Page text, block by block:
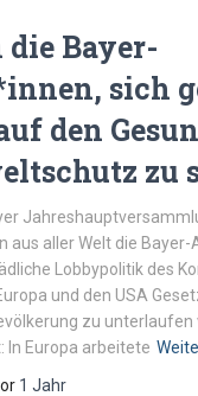
Bayer-
sich
den
zu
aus aller Welt die
Lobbypolitik des
und den USA
zu unterlaufen
In Europa arbeitete
1 Jahr